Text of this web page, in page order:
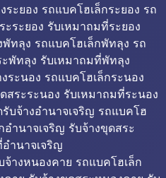
ระยอง รถแบคโฮเล็กระยอง รถ
ะระยอง รับเหมาถมที่ระยอง
ทลุง รถแบคโฮเล็กพัทลุง รถ
พัทลุง รับเหมาถมที่พัทลุง
ระนอง รถแบคโฮเล็กระนอง
สระระนอง รับเหมาถมที่ระนอง
บจ้างอำนาจเจริญ รถแบคโฮ
อำนาจเจริญ รับจ้างขุดสระ
ำนาจเจริญ
างหนองคาย รถแบคโฮเล็ก